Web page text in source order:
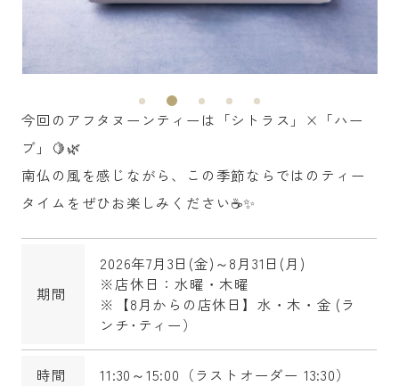
今回のアフタヌーンティーは「シトラス」×「ハー
ブ」🍋🌿
南仏の風を感じながら、この季節ならではのティー
タイムをぜひお楽しみください☕✨
期間
2026年7月3日(金)～8月31日(月)
※店休日：水曜・木曜
※【8月からの店休日】水・木・金 (ラ
ンチ･ティー）
時間 11:30～15:00（ラストオーダー 13:30）